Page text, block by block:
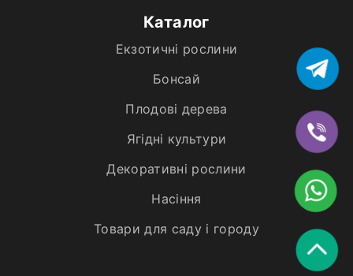
Каталог
Екзотичні рослини
Бонсай
Плодові дерева
Ягідні культури
Декоративні рослини
Насіння
Товари для саду і городу